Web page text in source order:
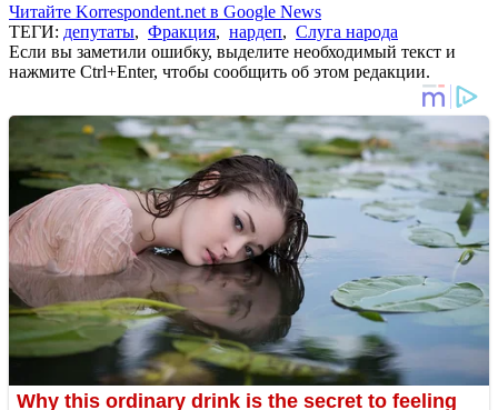
Читайте Korrespondent.net в Google News
ТЕГИ: депутаты, Фракция, нардеп, Слуга народа
Если вы заметили ошибку, выделите необходимый текст и
нажмите Ctrl+Enter, чтобы сообщить об этом редакции.